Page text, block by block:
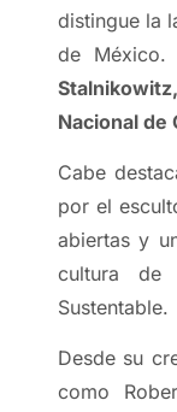
distingue la
de
Nacional de
Cabe
por el
abiertas y
cultura de
Sustentable.
Desde su
como